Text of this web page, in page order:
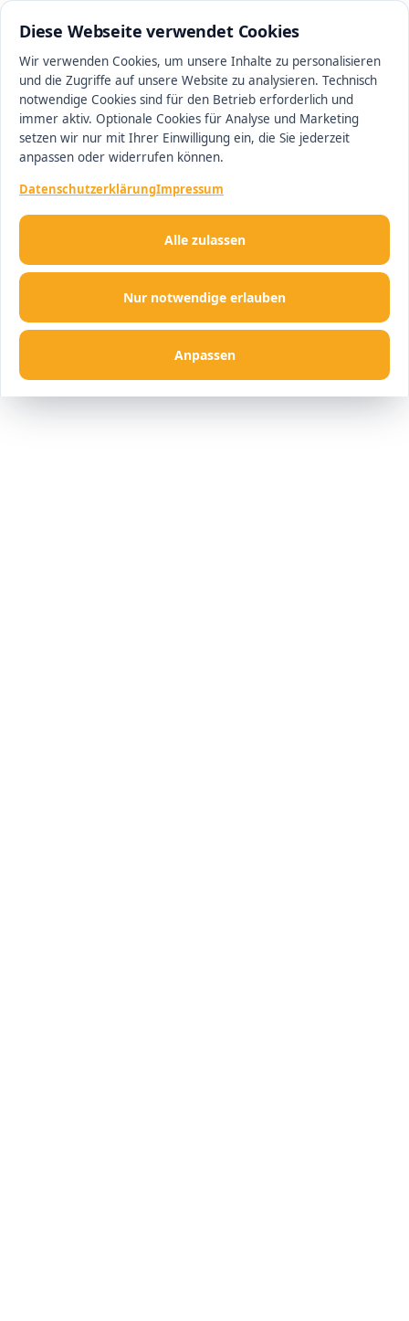
Diese Webseite verwendet Cookies
Wir verwenden Cookies, um unsere Inhalte zu personalisieren
und die Zugriffe auf unsere Website zu analysieren. Technisch
notwendige Cookies sind für den Betrieb erforderlich und
immer aktiv. Optionale Cookies für Analyse und Marketing
setzen wir nur mit Ihrer Einwilligung ein, die Sie jederzeit
anpassen oder widerrufen können.
DatenschutzerklärungImpressum
Nur notwendige erlauben
Anpassen
Alle zulassen